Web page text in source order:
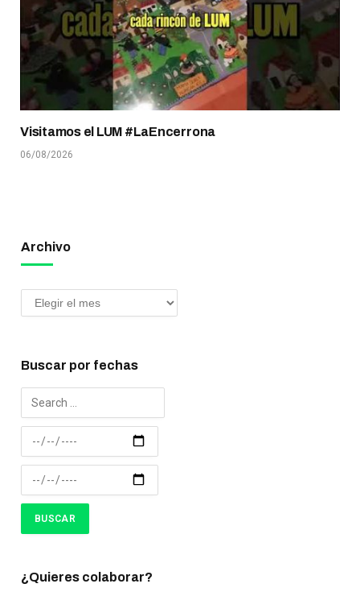
Visitamos el LUM #LaEncerrona
06/08/2026
Archivo
Buscar por fechas
¿Quieres colaborar?